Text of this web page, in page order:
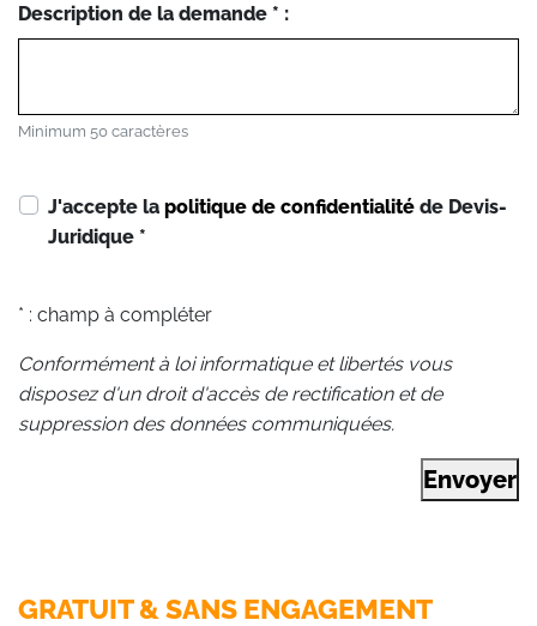
Description de la demande * :
Minimum 50 caractères
J'accepte la politique de confidentialité de Devis-
Juridique *
* : champ à compléter
Conformément à loi informatique et libertés vous
disposez d'un droit d'accès de rectification et de
suppression des données communiquées.
Envoyer
GRATUIT & SANS ENGAGEMENT